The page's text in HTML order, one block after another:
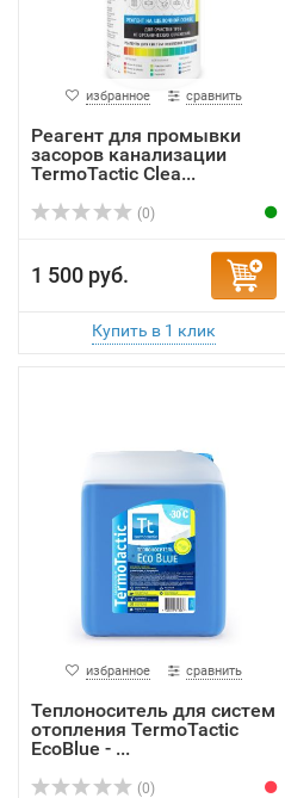
избранное сравнить
Реагент для промывки
засоров канализации
TermoTactic Clea...
(0)
1 500 руб.
избранное сравнить
Теплоноситель для систем
отопления TermoTactic
EcoBlue - ...
(0)